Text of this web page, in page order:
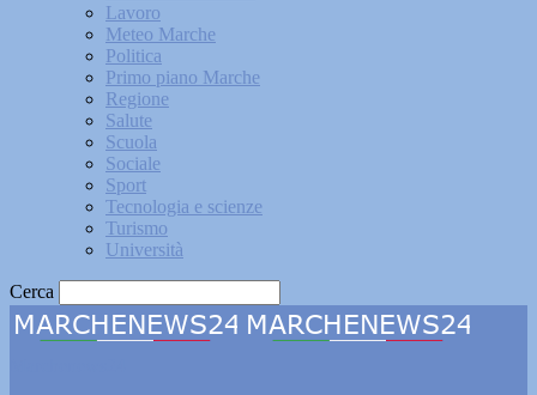
Lavoro
Meteo Marche
Politica
Primo piano Marche
Regione
Salute
Scuola
Sociale
Sport
Tecnologia e scienze
Turismo
Università
Cerca